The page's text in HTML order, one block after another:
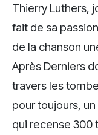
Thierry Luthers,
fait de sa
de la chanson
Après Derniers
travers les
pour toujours,
qui recense 300